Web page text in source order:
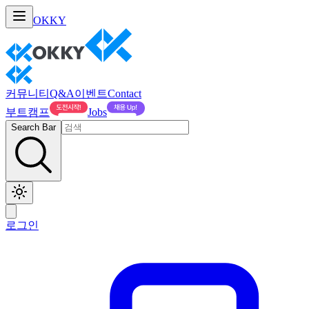
OKKY
커뮤니티 Q&A이벤트Contact
부트캠프
Jobs
Search Bar
로그인